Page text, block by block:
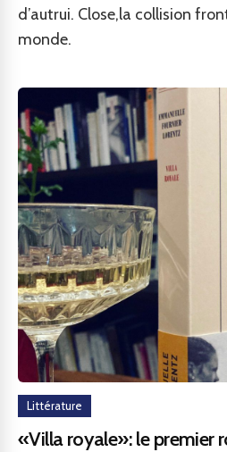
d’autrui. Close,la collision
monde.
Littérature
«Villa royale»: le premier